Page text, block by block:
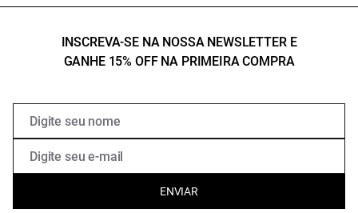
INSCREVA-SE NA NOSSA NEWSLETTER E
GANHE 15% OFF NA PRIMEIRA COMPRA
ENVIAR